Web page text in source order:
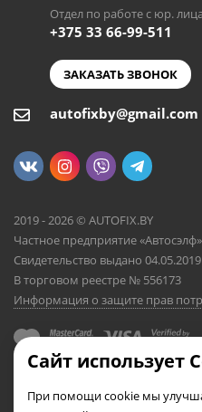
Отдел по работе с юр.
+375 33 66-99-511
ЗАКАЗАТЬ ЗВОНОК
autofixby@gmail.com
2019 - 2026 © AUTOFIX.BY
Частное предприятие
Свидетельство выдано
В торговом реестре № 556173
Информация о защите прав
Сайт использует
При помощи cookie мы